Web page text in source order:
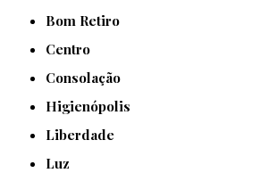
Bom Retiro
Centro
Consolação
Higienópolis
Liberdade
Luz